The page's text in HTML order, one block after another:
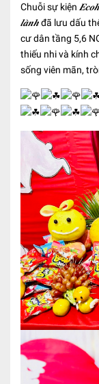
Chuỗi sự kiện
𝒍𝒂̀𝒏𝒉đã lưu dấu
cư dân tầng 5,6
thiếu nhi và kính
sống viên mãn,